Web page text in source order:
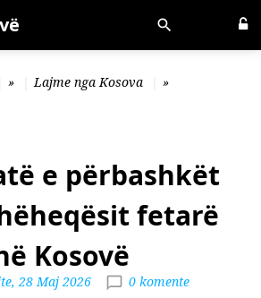
» Lajme nga Kosova »
e përbashkët
fetarë
Kosovë
28 Maj 2026 0 komente